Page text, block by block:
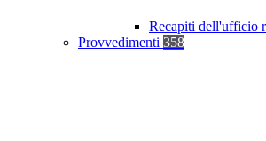
Recapiti dell'ufficio
Provvedimenti 358